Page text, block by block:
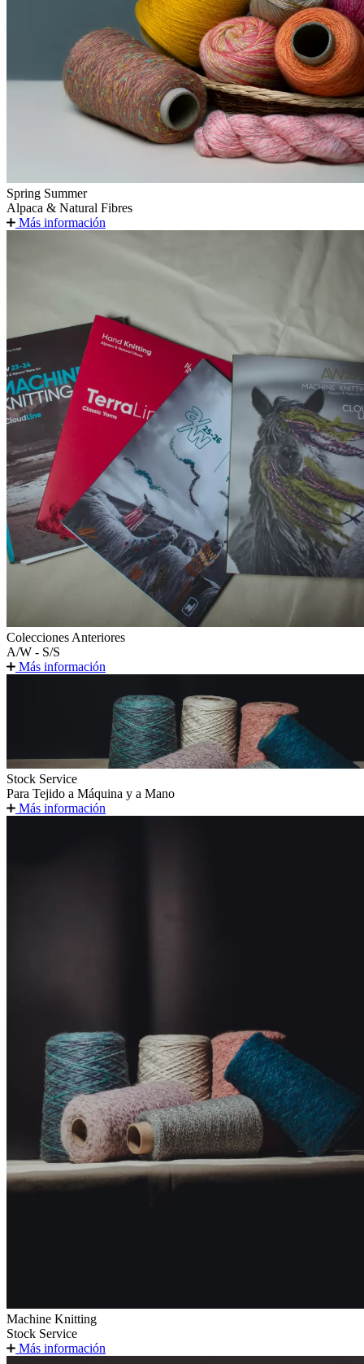
Spring Summer
Alpaca & Natural Fibres
Más información
Colecciones Anteriores
A/W - S/S
Más información
Stock Service
Para Tejido a Máquina y a Mano
Más información
Machine Knitting
Stock Service
Más información